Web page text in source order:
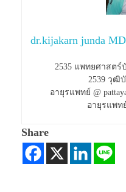
dr.kijakarn junda
2535 แพทยศาสต
2539 วุฒิ
อายุรแพทย์ @
อายุรแพท
Share